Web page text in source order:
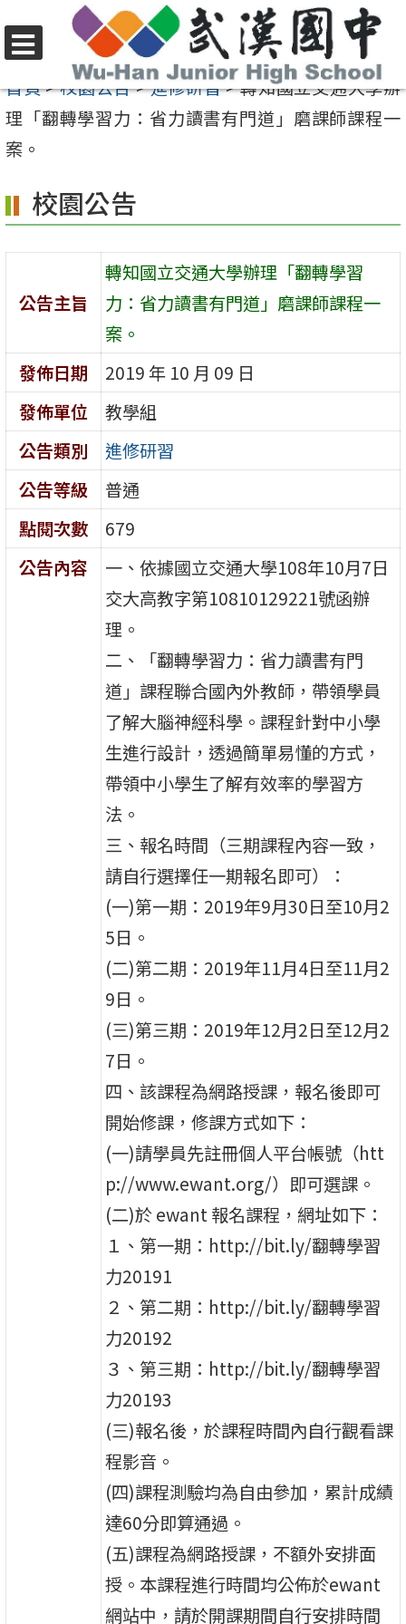
至
要
內
區
選
單
首頁>校園公告>進修研習>轉知國立交通大學辦
理「翻轉學習力：省力讀書有門道」磨課師課程一
案。
校園公告
公告主旨
轉知國立交通大學辦理「翻轉學習
力：省力讀書有門道」磨課師課程一
案。
發佈日期
2019 年 10 月 09 日
發佈單位
教學組
公告類別
進修研習
公告等級
普通
點閱次數
679
公告內容
一、依據國立交通大學108年10月7日
交大高教字第10810129221號函辦
理。
二、「翻轉學習力：省力讀書有門
道」課程聯合國內外教師，帶領學員
了解大腦神經科學。課程針對中小學
生進行設計，透過簡單易懂的方式，
帶領中小學生了解有效率的學習方
法。
三、報名時間（三期課程內容一致，
請自行選擇任一期報名即可）：
(一)第一期：2019年9月30日至10月2
5日。
(二)第二期：2019年11月4日至11月2
9日。
(三)第三期：2019年12月2日至12月2
7日。
四、該課程為網路授課，報名後即可
開始修課，修課方式如下：
(一)請學員先註冊個人平台帳號（htt
p://www.ewant.org/）即可選課。
(二)於 ewant 報名課程，網址如下：
１、第一期：http://bit.ly/翻轉學習
力20191
２、第二期：http://bit.ly/翻轉學習
力20192
３、第三期：http://bit.ly/翻轉學習
力20193
(三)報名後，於課程時間內自行觀看課
程影音。
(四)課程測驗均為自由參加，累計成績
達60分即算通過。
(五)課程為網路授課，不額外安排面
授。本課程進行時間均公佈於ewant
網站中，請於開課期間自行安排時間